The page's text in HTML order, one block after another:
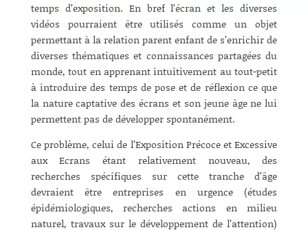
temps d’exposition. En bref l’écran et les diverses
vidéos pourraient être utilisés comme un objet
permettant à la relation parent enfant de s’enrichir de
diverses thématiques et connaissances partagées du
monde, tout en apprenant intuitivement au tout-petit
à introduire des temps de pose et de réflexion ce que
la nature captative des écrans et son jeune âge ne lui
permettent pas de développer spontanément.
Ce problème, celui de l’Exposition Précoce et Excessive
aux Ecrans étant relativement nouveau, des
recherches spécifiques sur cette tranche d’âge
devraient être entreprises en urgence (études
épidémiologiques, recherches actions en milieu
naturel, travaux sur le développement de l’attention)